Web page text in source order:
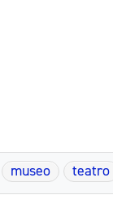
museo teatro